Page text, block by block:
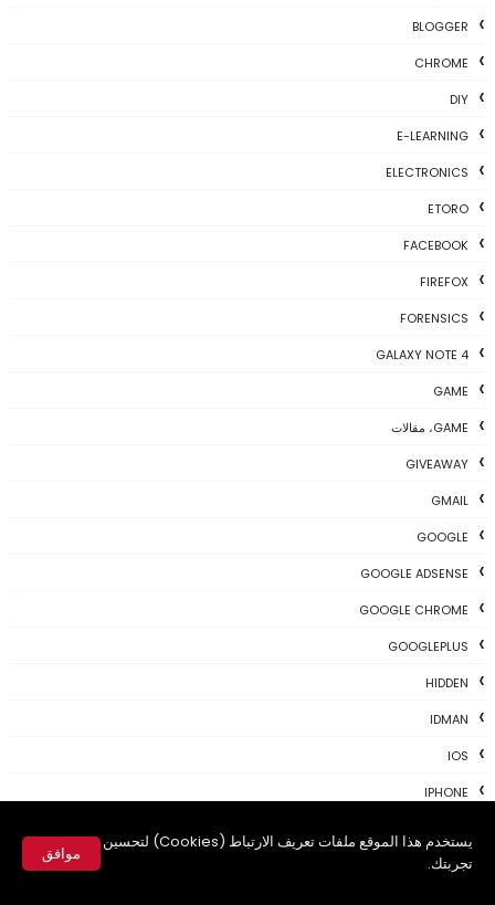
يستخدم هذا الموقع ملفات تعريف الارتباط (Cookies) لتحسين
تجربتك.
موافق
BLOGGER
CHROME
DIY
E-LEARNING
ELECTRONICS
ETORO
FACEBOOK
FIREFOX
FORENSICS
GALAXY NOTE 4
GAME
GAME، مقالات
GIVEAWAY
GMAIL
GOOGLE
GOOGLE ADSENSE
GOOGLE CHROME
GOOGLEPLUS
HIDDEN
IDMAN
IOS
IPHONE
LINUX